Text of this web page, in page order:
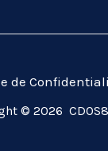
de
© 2026